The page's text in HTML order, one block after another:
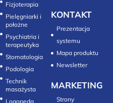
Fizjoterapia
Pielęgniarki i
położne
Psychiatria i
terapeutyka
Stomatologia
Technik
masażysta
Logopeda
KONTAKT
Prezentacja
systemu
Mapa produktu
Newsletter
MARKETING
Strony